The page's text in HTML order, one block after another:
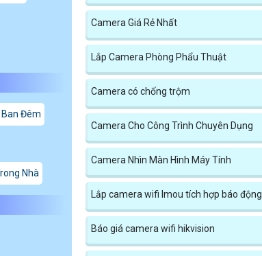
Ban Đêm
Nhà
Camera Giá Rẻ Nhất
Lắp Camera Phòng Phẩu Thuật
Camera có chống trộm
Camera Cho Công Trình Chuyên Dụng
Camera Nhìn Màn Hình Máy Tính
Lắp camera wifi Imou tích hợp báo động
Báo giá camera wifi hikvision